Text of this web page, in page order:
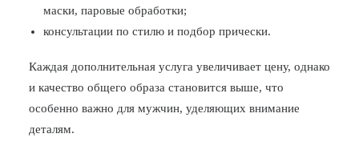
маски, паровые обработки;
консультации по стилю и подбор прически.
Каждая дополнительная услуга увеличивает цену, однако
и качество общего образа становится выше, что
особенно важно для мужчин, уделяющих внимание
деталям.